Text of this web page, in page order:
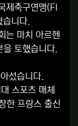
제축구연맹(FI
습니다.
는 마치 아르헨
을 토했습니다.
섰습니다.
스포츠 매체
한 프랑스 출신